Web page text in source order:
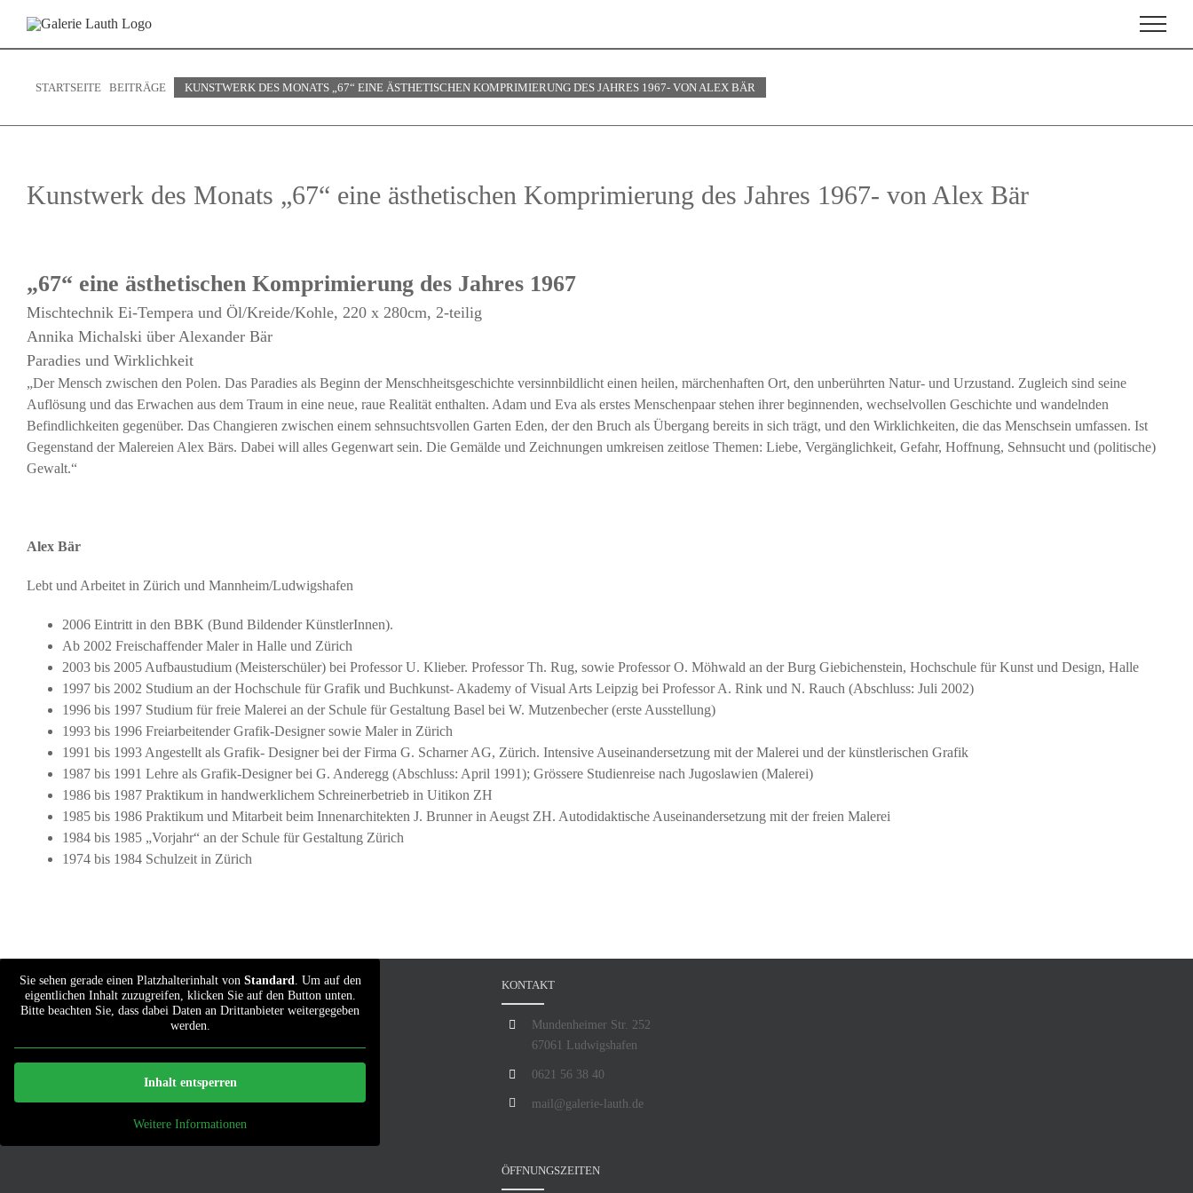
Inhalt
springen
STARTSEITE BEITRÄGE KUNSTWERK DES MONATS „67“ EINE ÄSTHETISCHEN KOMPRIMIERUNG DES JAHRES 1967- VON ALEX BÄR
Kunstwerk des Monats „67“ eine ästhetischen Komprimierung des Jahres 1967- von Alex Bär
Bild
„67“ eine ästhetischen Komprimierung des Jahres 1967
Mischtechnik Ei-Tempera und Öl/Kreide/Kohle, 220 x 280cm, 2-teilig
Annika Michalski über Alexander Bär
Paradies und Wirklichkeit
„Der Mensch zwischen den Polen. Das Paradies als Beginn der Menschheitsgeschichte versinnbildlicht einen heilen, märchenhaften Ort, den unberührten Natur- und Urzustand. Zugleich sind seine
Auflösung und das Erwachen aus dem Traum in eine neue, raue Realität enthalten. Adam und Eva als erstes Menschenpaar stehen ihrer beginnenden, wechselvollen Geschichte und wandelnden
Befindlichkeiten gegenüber. Das Changieren zwischen einem sehnsuchtsvollen Garten Eden, der den Bruch als Übergang bereits in sich trägt, und den Wirklichkeiten, die das Menschsein umfassen. Ist
Gegenstand der Malereien Alex Bärs. Dabei will alles Gegenwart sein. Die Gemälde und Zeichnungen umkreisen zeitlose Themen: Liebe, Vergänglichkeit, Gefahr, Hoffnung, Sehnsucht und (politische)
Gewalt.“
Alex Bär
Lebt und Arbeitet in Zürich und Mannheim/Ludwigshafen
2006 Eintritt in den BBK (Bund Bildender KünstlerInnen).
Ab 2002 Freischaffender Maler in Halle und Zürich
2003 bis 2005 Aufbaustudium (Meisterschüler) bei Professor U. Klieber. Professor Th. Rug, sowie Professor O. Möhwald an der Burg Giebichenstein, Hochschule für Kunst und Design, Halle
1997 bis 2002 Studium an der Hochschule für Grafik und Buchkunst- Akademy of Visual Arts Leipzig bei Professor A. Rink und N. Rauch (Abschluss: Juli 2002)
1996 bis 1997 Studium für freie Malerei an der Schule für Gestaltung Basel bei W. Mutzenbecher (erste Ausstellung)
1993 bis 1996 Freiarbeitender Grafik-Designer sowie Maler in Zürich
1991 bis 1993 Angestellt als Grafik- Designer bei der Firma G. Scharner AG, Zürich. Intensive Auseinandersetzung mit der Malerei und der künstlerischen Grafik
1987 bis 1991 Lehre als Grafik-Designer bei G. Anderegg (Abschluss: April 1991); Grössere Studienreise nach Jugoslawien (Malerei)
1986 bis 1987 Praktikum in handwerklichem Schreinerbetrieb in Uitikon ZH
1985 bis 1986 Praktikum und Mitarbeit beim Innenarchitekten J. Brunner in Aeugst ZH. Autodidaktische Auseinandersetzung mit der freien Malerei
1984 bis 1985 „Vorjahr“ an der Schule für Gestaltung Zürich
1974 bis 1984 Schulzeit in Zürich
Sie sehen gerade einen Platzhalterinhalt von Standard. Um auf den
eigentlichen Inhalt zuzugreifen, klicken Sie auf den Button unten.
Bitte beachten Sie, dass dabei Daten an Drittanbieter weitergegeben
werden.
Inhalt entsperren
Weitere Informationen
KONTAKT
Mundenheimer Str. 252
67061 Ludwigshafen
0621 56 38 40
mail@galerie-lauth.de
ÖFFNUNGSZEITEN